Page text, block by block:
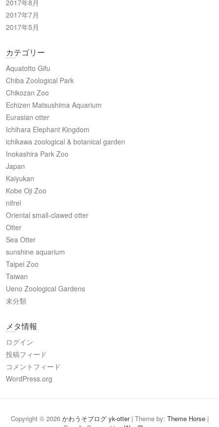
2017年8月
2017年7月
2017年5月
カテゴリー
Aquatotto Gifu
Chiba Zoological Park
Chikozan Zoo
Echizen Matsushima Aquarium
Eurasian otter
Ichihara Elephant Kingdom
ichikawa zoological & botanical garden
Inokashira Park Zoo
Japan
Kaiyukan
Kobe Oji Zoo
nifrel
Oriental small-clawed otter
Otter
Sea Otter
sunshine aquarium
Taipei Zoo
Taiwan
Ueno Zoological Gardens
未分類
メタ情報
ログイン
投稿フィード
コメントフィード
WordPress.org
Copyright © 2026 かわうそブログ yk-otter| Theme by: Theme Horse|